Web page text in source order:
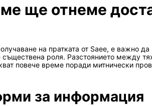
ще отнеме
на пратката от Saee, е важно
роля. Разстоянието между
повече време поради митнически
за информация